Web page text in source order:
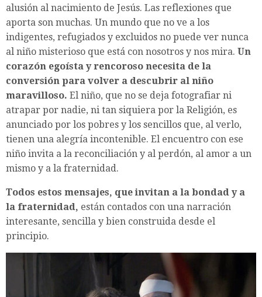
alusión al nacimiento de Jesús. Las reflexiones que
aporta son muchas. Un mundo que no ve a los
indigentes, refugiados y excluidos no puede ver nunca
al niño misterioso que está con nosotros y nos mira. Un
corazón egoísta y rencoroso necesita de la
conversión para volver a descubrir al niño
maravilloso. El niño, que no se deja fotografiar ni
atrapar por nadie, ni tan siquiera por la Religión, es
anunciado por los pobres y los sencillos que, al verlo,
tienen una alegría incontenible. El encuentro con ese
niño invita a la reconciliación y al perdón, al amor a un
mismo y a la fraternidad.
Todos estos mensajes, que invitan a la bondad y a
la fraternidad, están contados con una narración
interesante, sencilla y bien construida desde el
principio.